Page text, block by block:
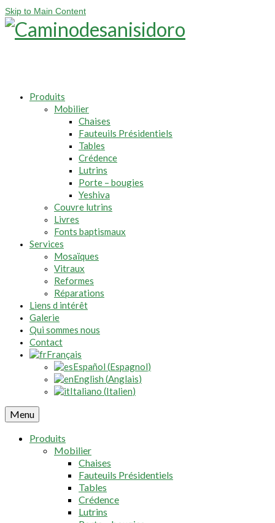
Skip to Main Content
Produits
Mobilier
Chaises
Fauteuils Présidentiels
Tables
Crédence
Lutrins
Porte – bougies
Yeshiva
Couvre lutrins
Livres
Fonts baptismaux
Services
Mosaïques
Vitraux
Reformes
Réparations
Liens d intérêt
Galerie
Qui sommes nous
Contact
Français
Español (Espagnol)
English (Anglais)
Italiano (Italien)
Menu
Produits
Mobilier
Chaises
Fauteuils Présidentiels
Tables
Crédence
Lutrins